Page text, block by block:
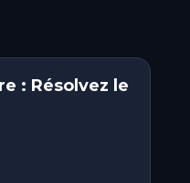
: Résolvez le